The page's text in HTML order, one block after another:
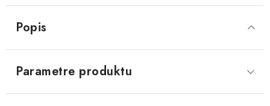
Popis
Parametre produktu